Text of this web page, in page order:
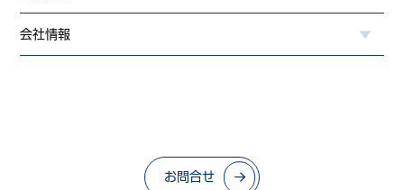
会社情報
お問合せ